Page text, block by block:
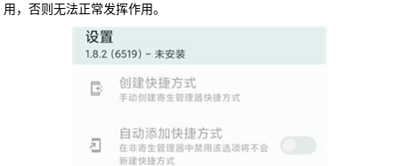
用，否则无法正常发挥作用。